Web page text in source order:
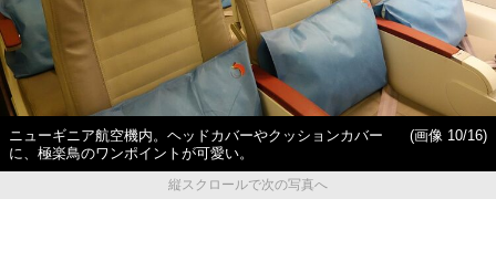
ニューギニア航空機内。ヘッドカバーやクッションカバー
に、極楽鳥のワンポイントが可愛い。
(画像 10/16)
縦スクロールで次の写真へ